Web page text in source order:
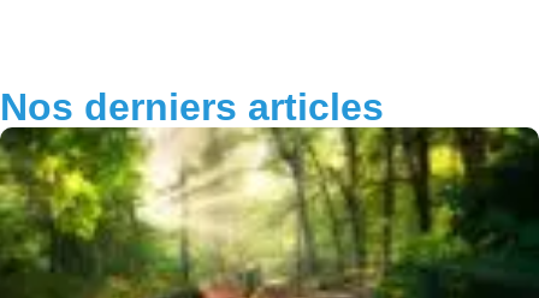
Nos derniers articles